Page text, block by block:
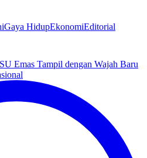
Gaya HidupEkonomiEditorial
Emas Tampil dengan Wajah Baru